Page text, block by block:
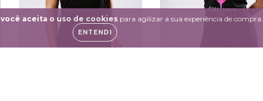
você aceita o uso de cookiespara agilizar a sua experiência de compra.
ENTENDI